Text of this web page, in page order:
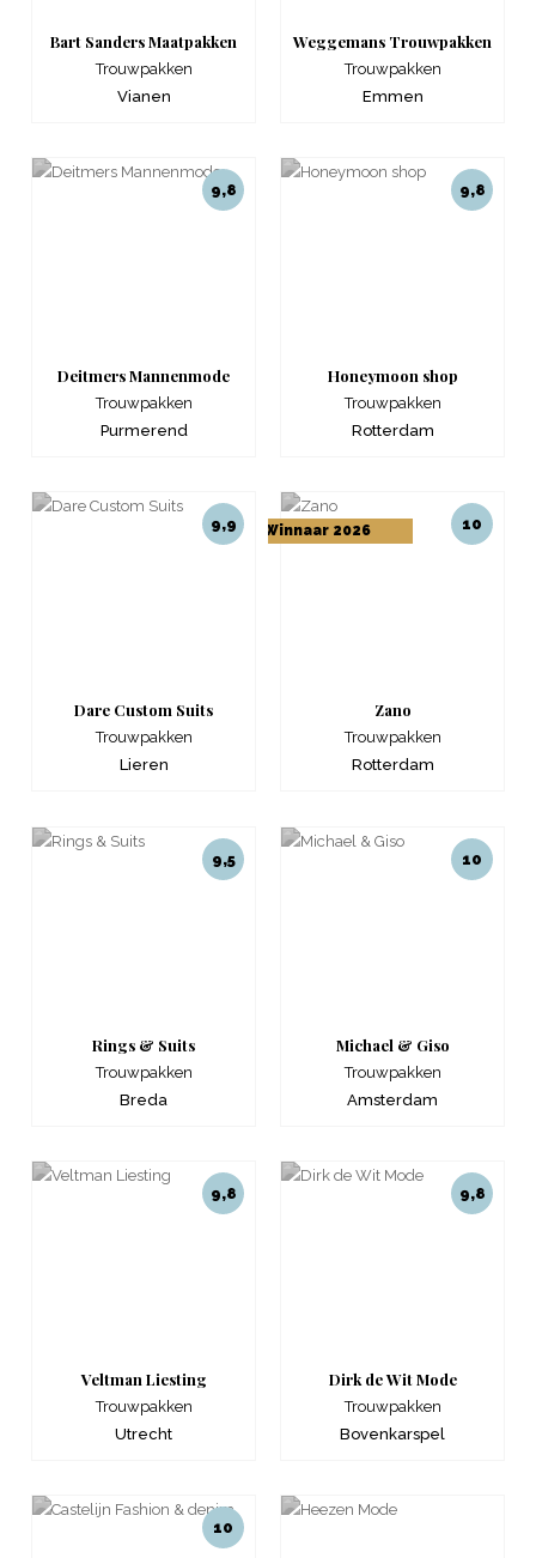
Bart Sanders Maatpakken
Trouwpakken
Vianen
Weggemans Trouwpakken
Trouwpakken
Emmen
Deitmers Mannenmode
Trouwpakken
Purmerend
9,8
Honeymoon shop
Trouwpakken
Rotterdam
9,8
Dare Custom Suits
Trouwpakken
Lieren
9,9
Zano
Trouwpakken
Rotterdam
Winnaar 2026 10
Rings & Suits
Trouwpakken
Breda
9,5
Michael & Giso
Trouwpakken
Amsterdam
10
Veltman Liesting
Trouwpakken
Utrecht
9,8
Dirk de Wit Mode
Trouwpakken
Bovenkarspel
9,8
10